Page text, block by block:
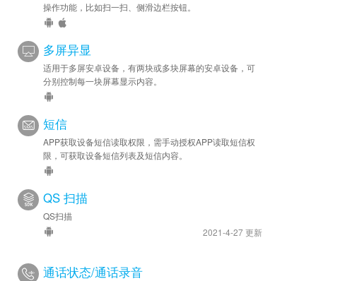
操作功能，比如扫一扫、侧滑边栏按钮。
多屏异显
适用于多屏安卓设备，有两块或多块屏幕的安卓设备，可
分别控制每一块屏幕显示内容。
短信
APP获取设备短信读取权限，需手动授权APP读取短信权
限，可获取设备短信列表及短信内容。
QS 扫描
QS扫描
2021-4-27 更新
通话状态/通话录音